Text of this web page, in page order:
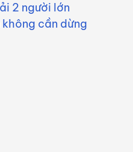
2 người lớn
cần dừng